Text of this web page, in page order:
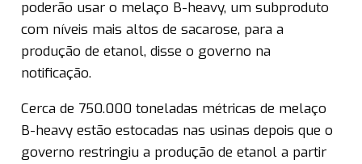
poderão usar o melaço B-heavy, um subproduto
com níveis mais altos de sacarose, para a
produção de etanol, disse o governo na
notificação.
Cerca de 750.000 toneladas métricas de melaço
B-heavy estão estocadas nas usinas depois que o
governo restringiu a produção de etanol a partir